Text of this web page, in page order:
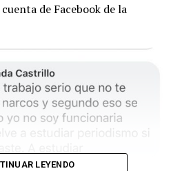
de Facebook de la
LEYENDO